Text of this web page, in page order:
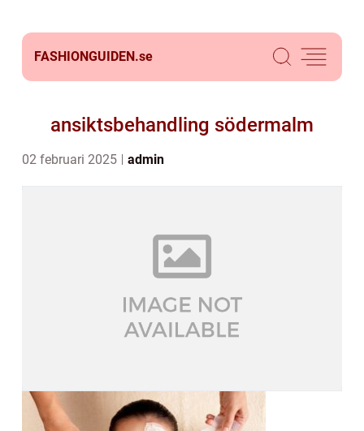
FASHIONGUIDEN.se
ansiktsbehandling södermalm
02 februari 2025 admin